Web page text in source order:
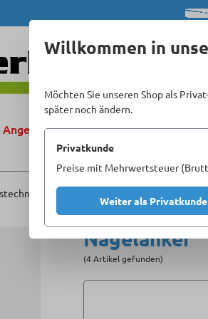
Angebote % Kataloge
Willkommen in
Möchten Sie unseren Shop als
später noch ändern.
Privatkunde
Preise mit Mehrwertsteuer
Weiter als Privatkunde
Nagelanker
(4 Artikel gefunden)